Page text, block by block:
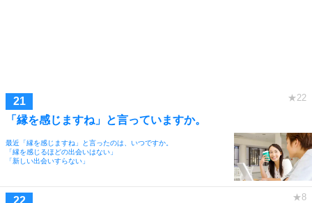
「縁を感じますね」と言っていますか。
最近「縁を感じますね」と言ったのは、いつですか。
「縁を感じるほどの出会いはない」
「新しい出会いすらない」